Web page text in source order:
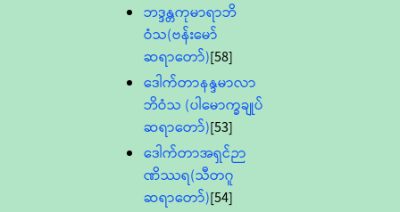
ဘဒ္ဒန္တကုမာရာဘိ
ဝံသ(ဗန်းမော်
ဆရာတော်)[58]
ဒေါက်တာနန္ဒမာလာ
ဘိဝံသ (ပါမောက္ခချုပ်
ဆရာတော်)[53]
ဒေါက်တာအရှင်ဉာ
ဏိဿရ(သီတဂူ
ဆရာတော်)[54]